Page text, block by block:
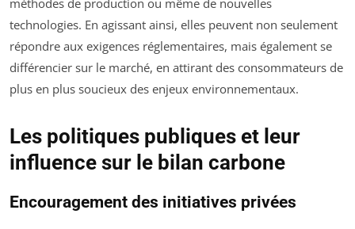
méthodes de production ou même de nouvelles
technologies. En agissant ainsi, elles peuvent non seulement
répondre aux exigences réglementaires, mais également se
différencier sur le marché, en attirant des consommateurs de
plus en plus soucieux des enjeux environnementaux.
Les politiques publiques et leur
influence sur le bilan carbone
Encouragement des initiatives privées